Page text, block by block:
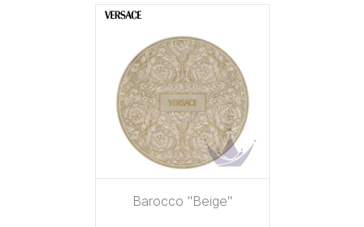
Barocco "Beige"